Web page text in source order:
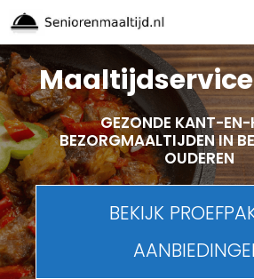
Spring
naar
inhoud
GEZONDE KANT-EN-
BEZORGMAALTIJDEN IN
OUDEREN
BEKIJK